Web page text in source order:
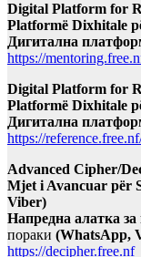
Digital Platform for
Platformë Dixhitale
Дигитална
https://
Digital Platform for
Platformë Dixhitale
Дигитална
https://
Advanced Cipher/
Mjet i Avancuar për
Viber)
Напредна алатка
пораки (WhatsApp,
https://decipher.free.nf